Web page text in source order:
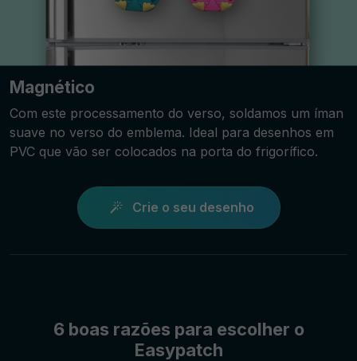
Magnético
Com este processamento do verso, soldamos um íman
suave no verso do emblema. Ideal para desenhos em
PVC que vão ser colocados na porta do frigorífico.
Crie o seu desenho
6 boas razões para escolher o
Easypatch